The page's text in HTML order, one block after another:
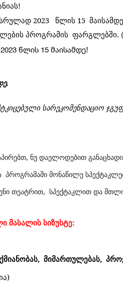
სრულად 2023 წლის 15
პროგრამის ფარგლებში. (
წლის 15 მაისამდე!
სარეკომენდაციო
ნუ დაელოდებით
მონაწილე
თეატრით, სპექტაკლით და
მასალის სიზუსტე:
მიმართულებას,